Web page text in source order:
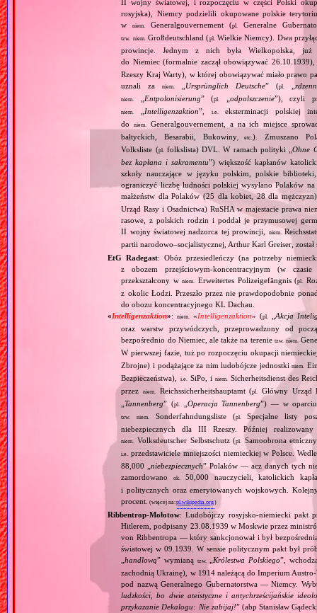
II wojny światowej, i rozpoczęciu w części Polski
rosyjska), Niemcy podzielili okupowane polskie
wniem. Generalgouvernement (pl. Generalne
tzw. niem. Großdeutschland (pl. Wielkie Niemcy). Dwa
prowincje. Jednym z nich była Wielkopolska, już
do Niemiec (formalnie zaczął obowiązywać
Rzeszy Kraj Warty), w której obowiązywać miało prawo
uznali zaniem. Ursprünglich Deutsche” (pl. „
niem. Entpolonisierung” (pl. odpolszczenie”), czyli
niem. Intelligenzaktion”, i.e.
eksterminacji polskiej
doniem.
Generalgouvernement, a na ich miejsce
bałtyckich, Besarabii, Bukowiny, etc.). Zmuszano
Volksliste (pl. folkslista) DVL. W ramach polityki „Ohne
bez kapłana i sakramentu”) większość kapłanów
szkoły nauczające w języku polskim, polskie
ograniczyć liczbę ludności polskiej wysyłano Polaków
małżeństw dla Polaków (25 dla kobiet, 28 dla
Urząd Rasy i Osadnictwa) RuSHA w majestacie prawa
rasowe, z polskich rodzin i poddał je przymusowej
II wojny światowej nadzorca tej prowincji,
niem.
partii narodowo–socjalistycznej, Arthur Karl Greiser, został
EtG Radegast: Obóz przesiedleńczy (na potrzeby
z obozem przejściowym‐koncentracyjnym (w
przekształcony wniem. Erweitertes Polizeigefängnis (pl.
z okolic Łodzi. Przeszło przez nie prawdopodobnie
do obozu koncentracyjnego KL Dachau.
«Intelligenzaktion»: niem. «Intelligenzaktion» (pl. „Akcja
oraz warstw przywódczych, przeprowadzony od
bezpośrednio do Niemiec, ale także na terenie tzw. niem.
W pierwszej fazie, tuż po rozpoczęciu okupacji
Zbrojne) i podążające za nim ludobójcze jednostkiniem.
Bezpieczeństwa),
i.e. SiPo, i niem. Sicherheitsdienst des
przezniem. Reichssicherheitshauptamt (pl.
Główny Urząd
„Tannenberg” (pl. Operacja Tannenberg”) — w oparciu
tzw. niem. Sonderfahndungsliste (pl.
Specjalne listy
niebezpiecznych dla III Rzeszy. Później
niem. Volksdeutscher Selbstschutz (pl. Samoobrona
i.e. przedstawiciele mniejszości niemieckiej w Polsce.
88,000 „niebezpiecznych” Polaków — acz danych tych
zamordowano
ok.
50,000 nauczycieli, katolickich
i politycznych oraz emerytowanych wojskowych.
procent. (więcej na:pl.wikipedia.org)
Ribbentrop‐Mołotow: Ludobójczy rosyjsko‐niemiecki pakt
Hitlerem, podpisany 23.08.1939 w Moskwie przez
von Ribbentropa — który sankcjonował i był
światowej w 09.1939. W sensie politycznym pakt był
„handlową” wymianą tzw. Królestwa Polskiego”,
zachodnią Ukrainę), w 1914 należącą do Imperium
pod nazwą Generalnego Gubernatorstwa — Niemcy.
ludzkości, bo dwie ateistyczne i antychrześcijańskie
przykazanie Dekalogu: Nie zabijaj!” (abp Stanisław